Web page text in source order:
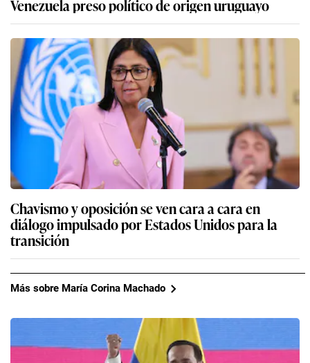
Venezuela preso político de origen uruguayo
Chavismo y oposición se ven cara a cara en
diálogo impulsado por Estados Unidos para la
transición
Más sobre María Corina Machado